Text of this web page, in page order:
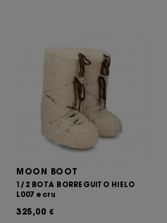
MOON BOOT
1/2 BOTA BORREGUITO HIELO
L007 ecru
325,00 €